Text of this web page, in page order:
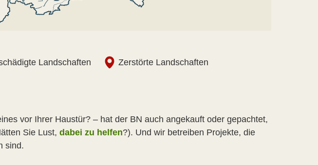
Landschaften
Zerstörte Landschaften
vor Ihrer Haustür? – hat der BN auch angekauft oder gepachtet,
Sie Lust, dabei zu helfen?). Und wir betreiben Projekte, die
sind.